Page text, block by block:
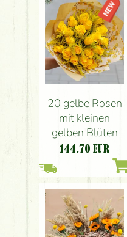
20 gelbe Rosen
mit kleinen
gelben Blüten
144.70 EUR